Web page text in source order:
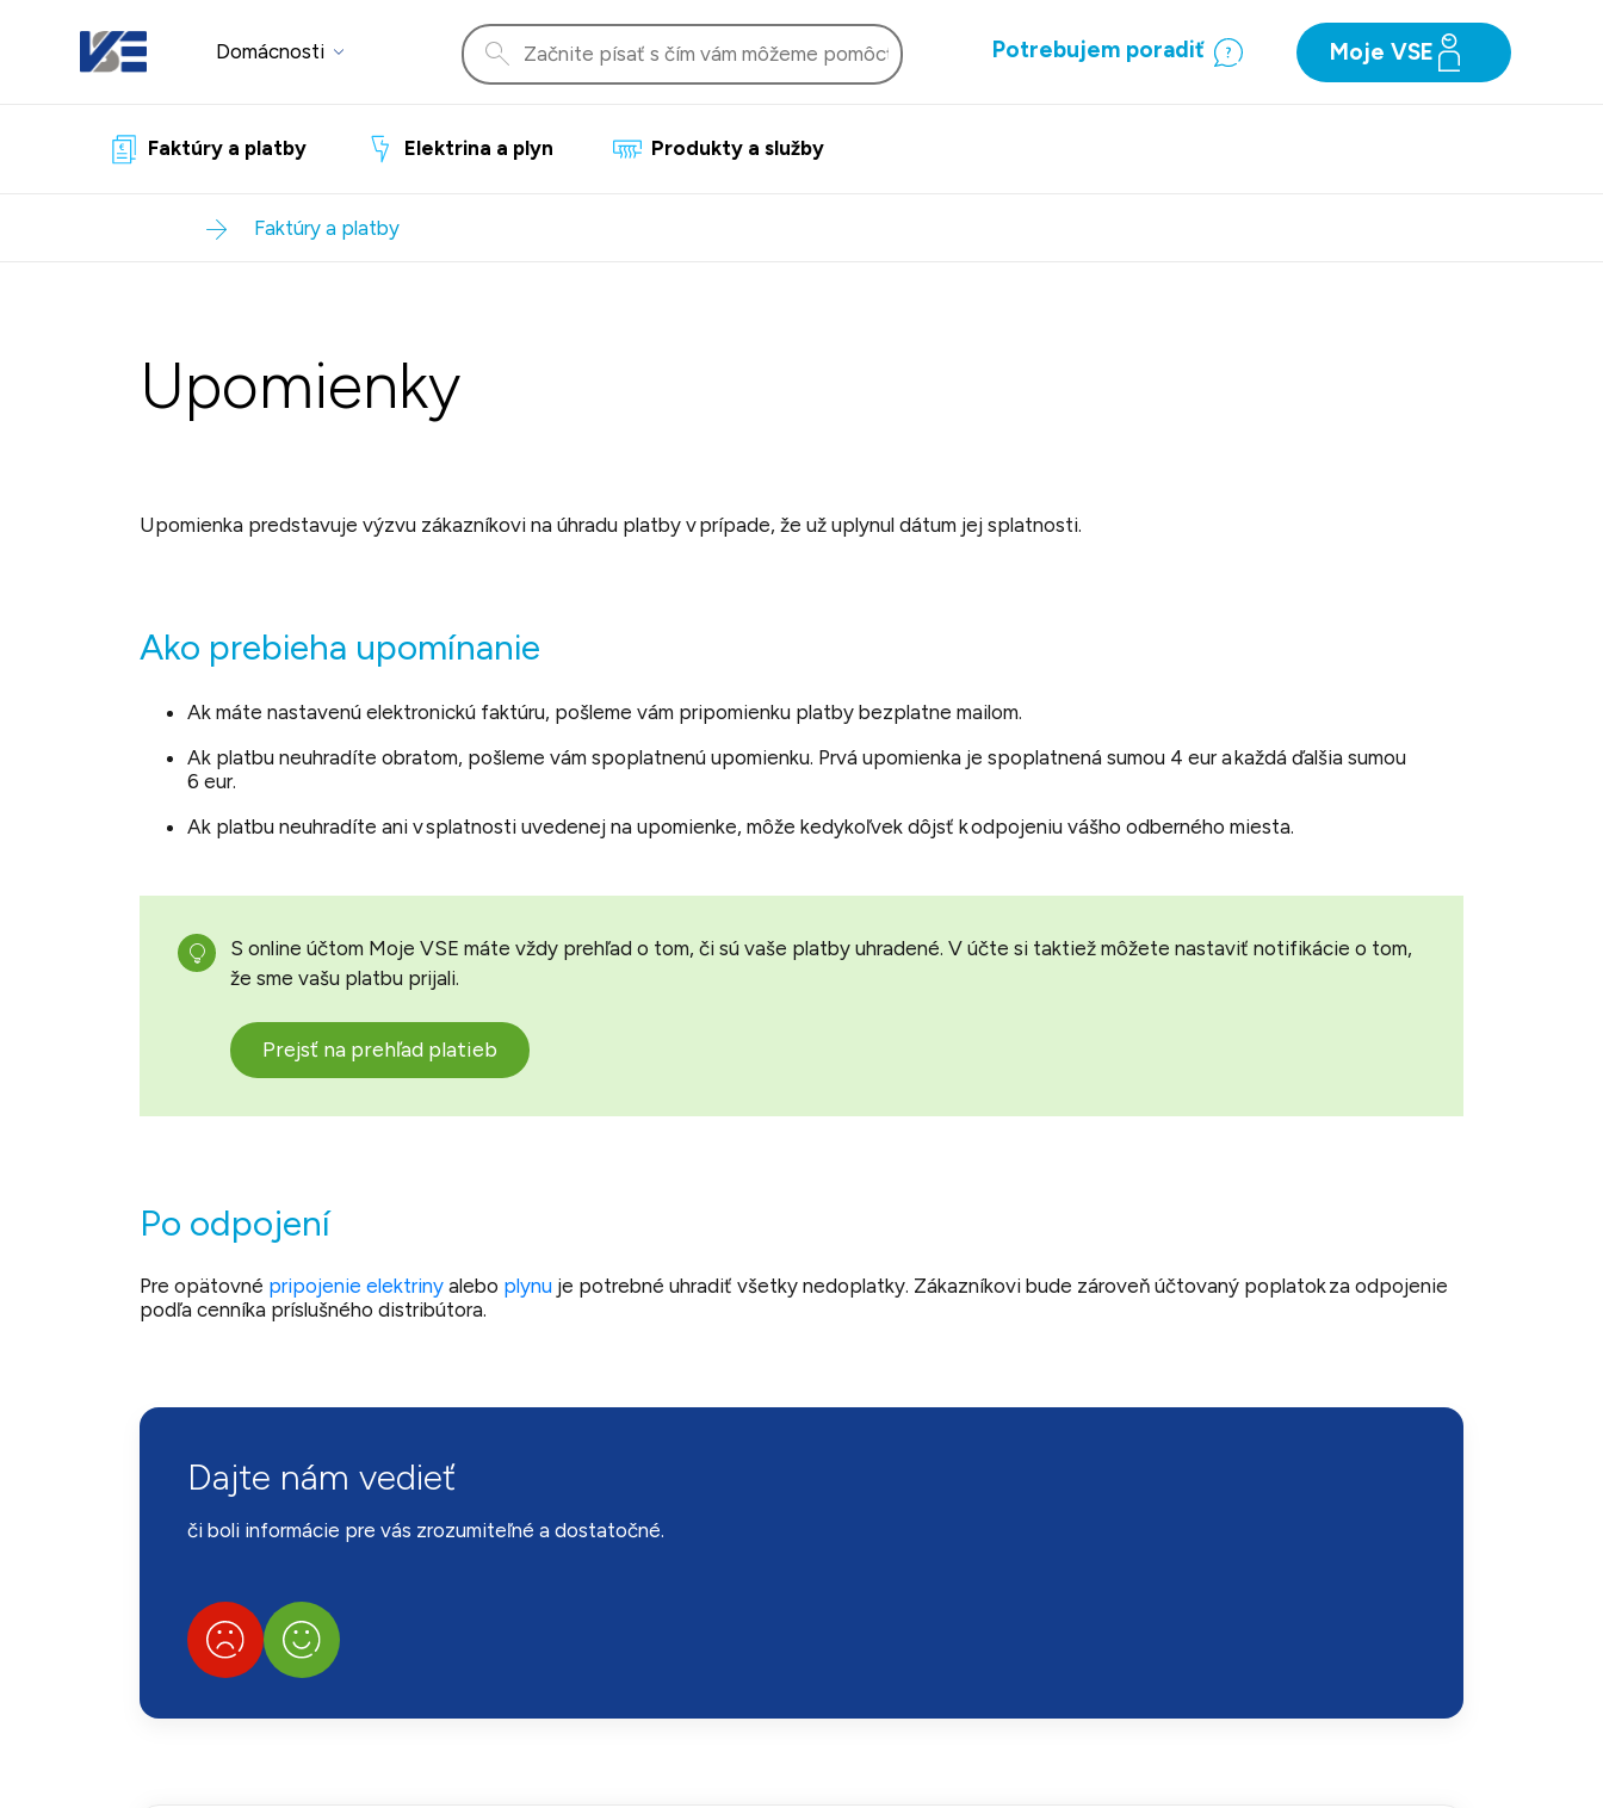
Domácnosti Potrebujem poradiť Moje VSE
Faktúry a platby Elektrina a plyn Produkty a služby
Faktúry a platby
Upomienky
Upomienka predstavuje výzvu zákazníkovi na úhradu platby v prípade, že už uplynul dátum jej splatnosti.
Ako prebieha upomínanie
Ak máte nastavenú elektronickú faktúru, pošleme vám pripomienku platby bezplatne mailom.
Ak platbu neuhradíte obratom, pošleme vám spoplatnenú upomienku. Prvá upomienka je spoplatnená sumou 4 eur a každá ďalšia sumou
6 eur.
Ak platbu neuhradíte ani v splatnosti uvedenej na upomienke, môže kedykoľvek dôjsť k odpojeniu vášho odberného miesta.
S online účtom Moje VSE máte vždy prehľad o tom, či sú vaše platby uhradené. V účte si taktiež môžete nastaviť notifikácie o tom,
že sme vašu platbu prijali.
Prejsť na prehľad platieb
Po odpojení
Pre opätovné pripojenie elektriny alebo plynu je potrebné uhradiť všetky nedoplatky. Zákazníkovi bude zároveň účtovaný poplatok za odpojenie
podľa cenníka príslušného distribútora.
Dajte nám vedieť
či boli informácie pre vás zrozumiteľné a dostatočné.